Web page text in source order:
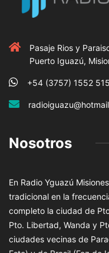
Pasaje Rios y
Puerto Iguazú,
+54 (3757) 1552
Nosotros
En Radio Yguazú
tradicional en la
completo la ciudad de
Pto. Libertad, Wanda y
ciudades vecinas de